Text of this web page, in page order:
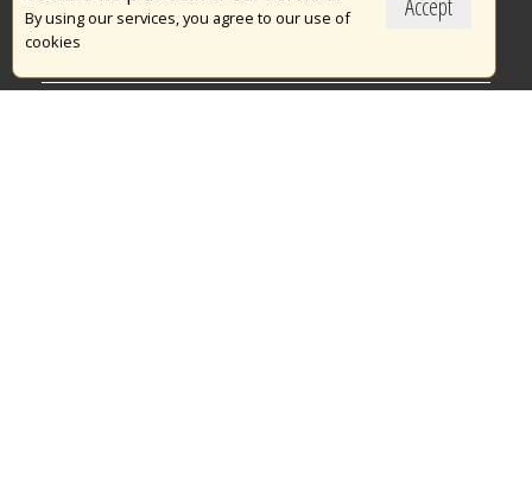
Accept
By using our services, you agree to our use of
cookies
Το Πυροσβεστικό Σώμα